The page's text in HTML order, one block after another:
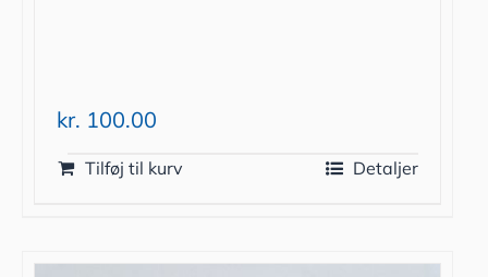
kr. 100.00
Tilføj til kurv Detaljer